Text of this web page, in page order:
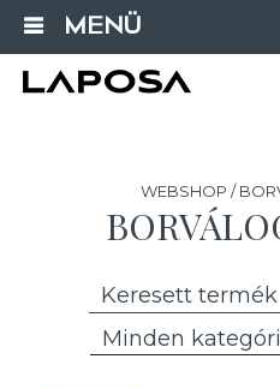
MENÜ
WEBSHOP /
Minden